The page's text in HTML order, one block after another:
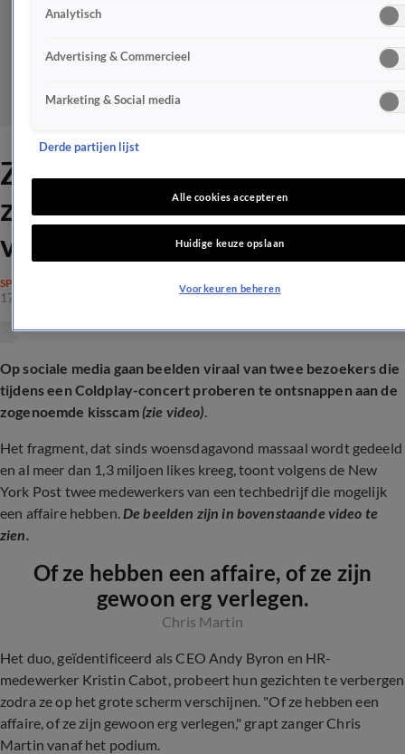
ZIEN: Betrapt Coldplay-
zanger vermoedelijke
vreemdgangers?
SPRAAKMAKEND
17 juli 2025, 21:06
Op sociale media gaan beelden viraal van twee bezoekers die
tijdens een Coldplay-concert proberen te ontsnappen aan de
zogenoemde kisscam(zie video).
Het fragment, dat sinds woensdagavond massaal wordt gedeeld
en al meer dan 1,3 miljoen likes kreeg, toont volgens de New
York Post twee medewerkers van een techbedrijf die mogelijk
een affaire hebben.De beelden zijn in bovenstaande video te
zien.
Of ze hebben een affaire, of ze zijn
gewoon erg verlegen.
Chris Martin
Het duo, geïdentificeerd als CEO Andy Byron en HR-
medewerker Kristin Cabot, probeert hun gezichten te verbergen
zodra ze op het grote scherm verschijnen. "Of ze hebben een
affaire, of ze zijn gewoon erg verlegen," grapt zanger Chris
Martin vanaf het podium.
Analytisch
Advertising & Commercieel
Marketing & Social media
Derde partijen lijst
Alle cookies accepteren
Huidige keuze opslaan
Voorkeuren beheren